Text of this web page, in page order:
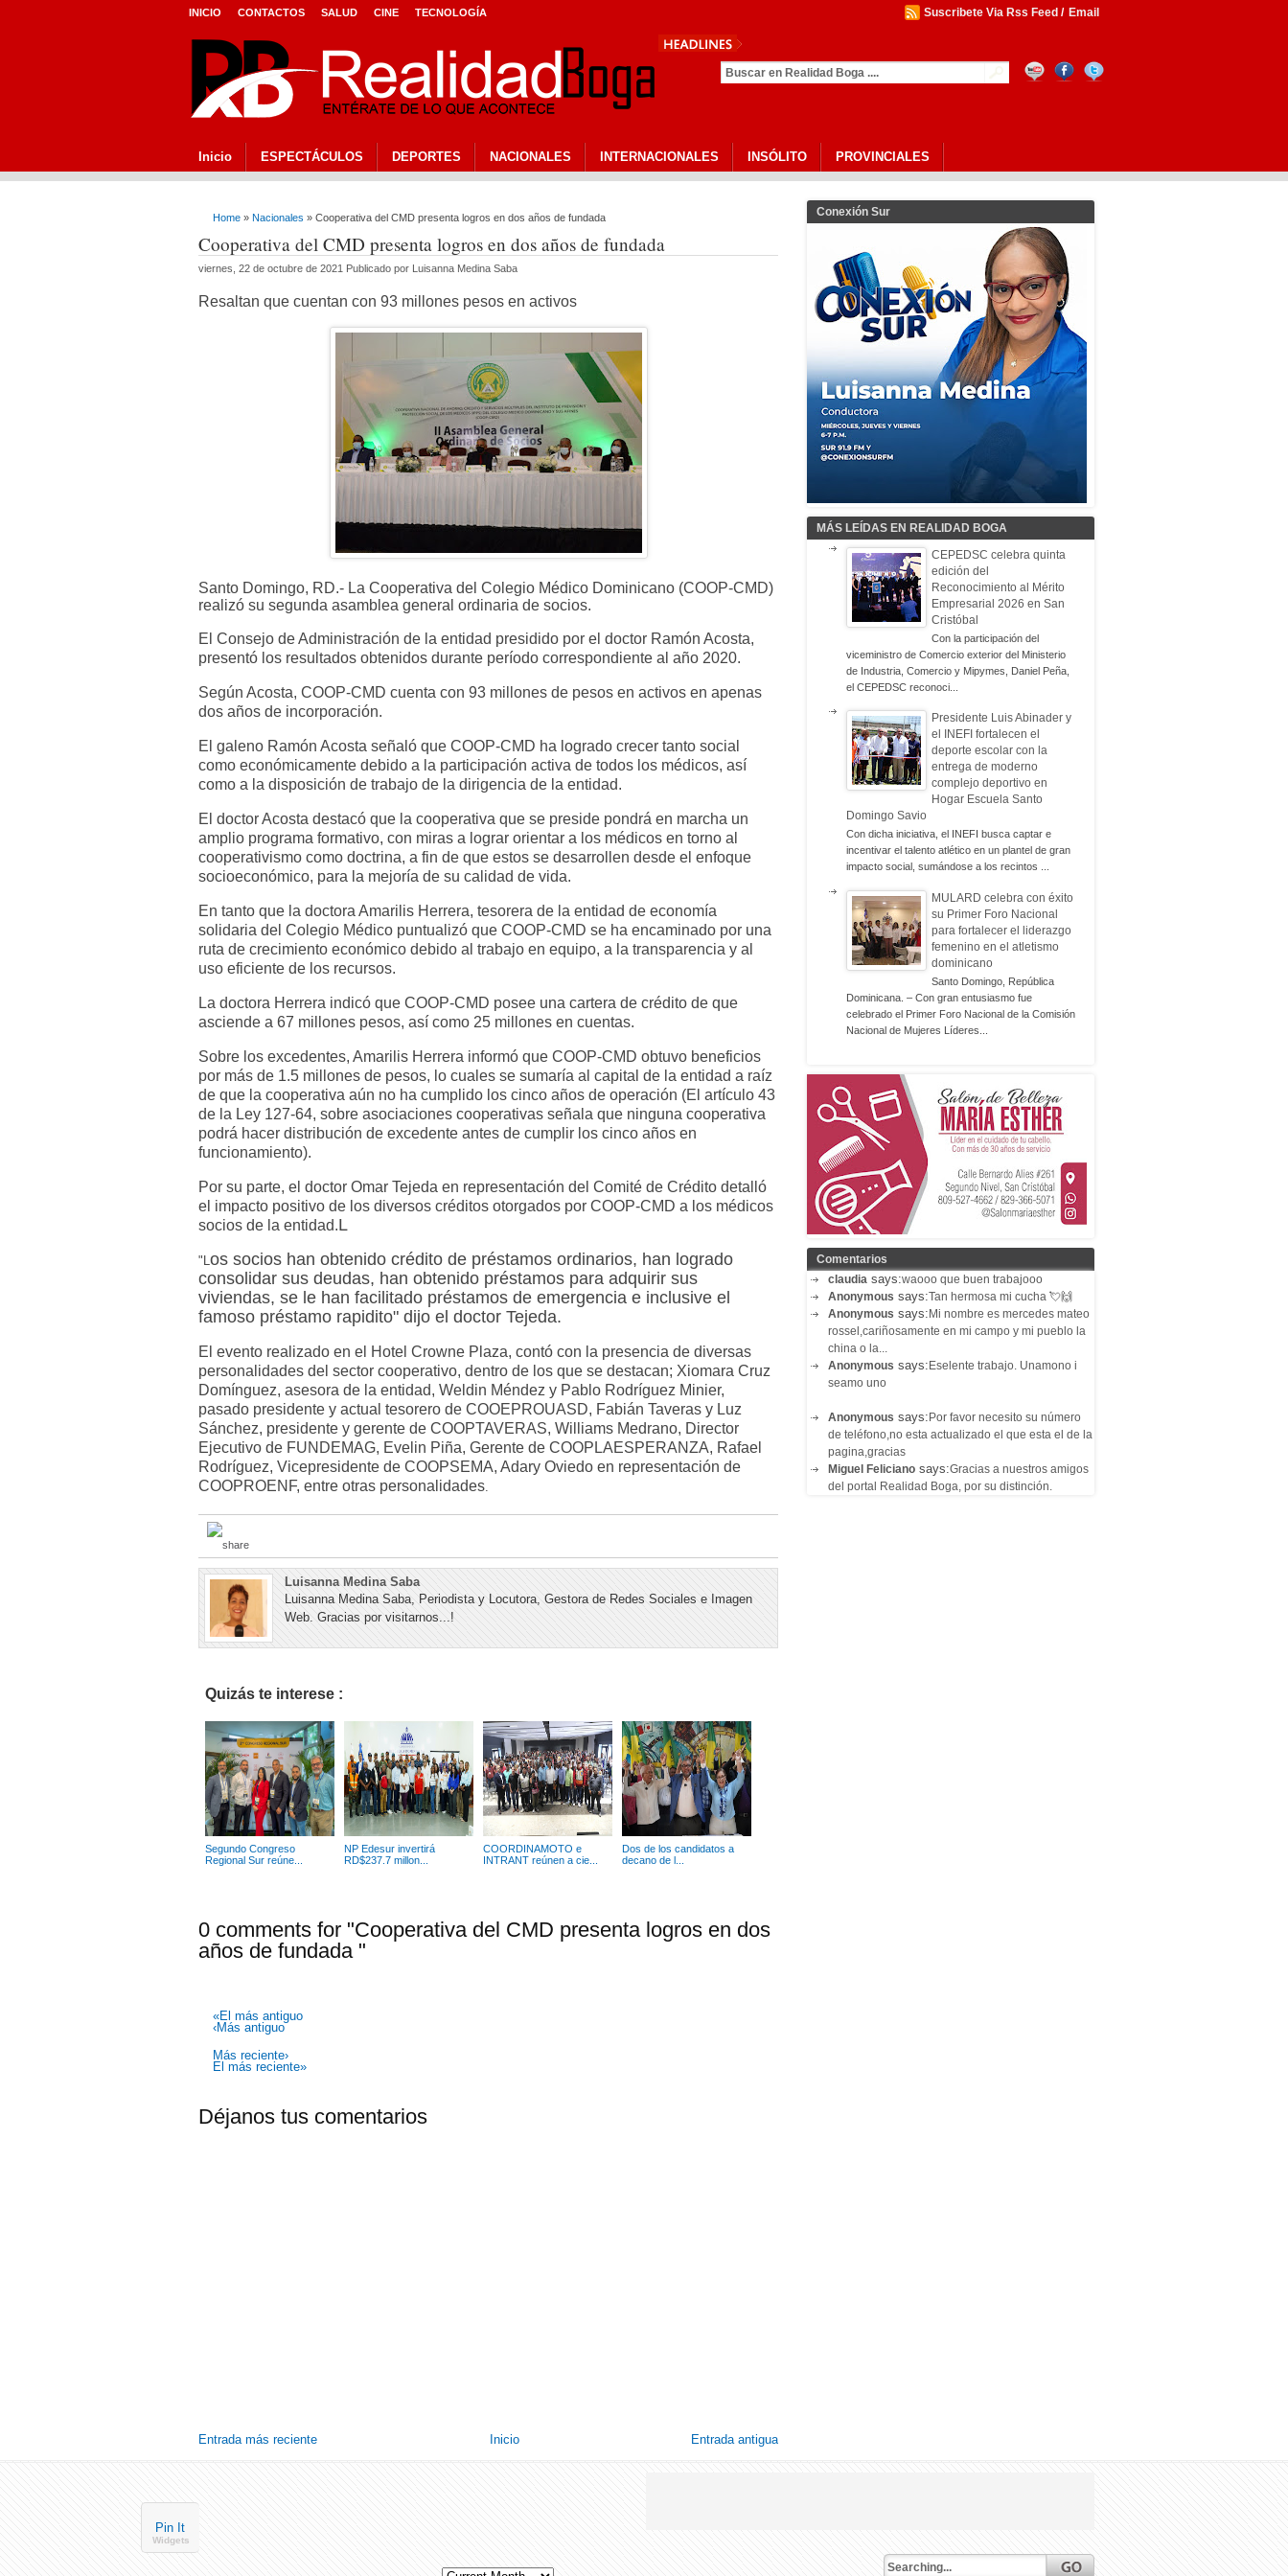
INICIO CONTACTOS SALUD CINE TECNOLOGÍA Suscribete Via Rss Feed / Email
Inicio ESPECTÁCULOS DEPORTES NACIONALES INTERNACIONALES INSÓLITO PROVINCIALES
Pin It
Widgets
Home » Nacionales » Cooperativa del CMD presenta logros en dos años de fundada
Cooperativa del CMD presenta logros en dos años de fundada
viernes, 22 de octubre de 2021 Publicado por Luisanna Medina Saba
Resaltan que cuentan con 93 millones pesos en activos
Santo Domingo, RD.- La Cooperativa del Colegio Médico Dominicano (COOP-CMD)
realizó su segunda asamblea general ordinaria de socios.
El Consejo de Administración de la entidad presidido por el doctor Ramón Acosta,
presentó los resultados obtenidos durante período correspondiente al año 2020.
Según Acosta, COOP-CMD cuenta con 93 millones de pesos en activos en apenas
dos años de incorporación.
El galeno Ramón Acosta señaló que COOP-CMD ha logrado crecer tanto social
como económicamente debido a la participación activa de todos los médicos, así
como a la disposición de trabajo de la dirigencia de la entidad.
El doctor Acosta destacó que la cooperativa que se preside pondrá en marcha un
amplio programa formativo, con miras a lograr orientar a los médicos en torno al
cooperativismo como doctrina, a fin de que estos se desarrollen desde el enfoque
socioeconómico, para la mejoría de su calidad de vida.
En tanto que la doctora Amarilis Herrera, tesorera de la entidad de economía
solidaria del Colegio Médico puntualizó que COOP-CMD se ha encaminado por una
ruta de crecimiento económico debido al trabajo en equipo, a la transparencia y al
uso eficiente de los recursos.
La doctora Herrera indicó que COOP-CMD posee una cartera de crédito de que
asciende a 67 millones pesos, así como 25 millones en cuentas.
Sobre los excedentes, Amarilis Herrera informó que COOP-CMD obtuvo beneficios
por más de 1.5 millones de pesos, lo cuales se sumaría al capital de la entidad a raíz
de que la cooperativa aún no ha cumplido los cinco años de operación (El artículo 43
de la Ley 127-64, sobre asociaciones cooperativas señala que ninguna cooperativa
podrá hacer distribución de excedente antes de cumplir los cinco años en
funcionamiento).
Por su parte, el doctor Omar Tejeda en representación del Comité de Crédito detalló
el impacto positivo de los diversos créditos otorgados por COOP-CMD a los médicos
socios de la entidad.L
"Los socios han obtenido crédito de préstamos ordinarios, han logrado
consolidar sus deudas, han obtenido préstamos para adquirir sus
viviendas, se le han facilitado préstamos de emergencia e inclusive el
famoso préstamo rapidito" dijo el doctor Tejeda.
El evento realizado en el Hotel Crowne Plaza, contó con la presencia de diversas
personalidades del sector cooperativo, dentro de los que se destacan; Xiomara Cruz
Domínguez, asesora de la entidad, Weldin Méndez y Pablo Rodríguez Minier,
pasado presidente y actual tesorero de COOEPROUASD, Fabián Taveras y Luz
Sánchez, presidente y gerente de COOPTAVERAS, Williams Medrano, Director
Ejecutivo de FUNDEMAG, Evelin Piña, Gerente de COOPLAESPERANZA, Rafael
Rodríguez, Vicepresidente de COOPSEMA, Adary Oviedo en representación de
COOPROENF, entre otras personalidades.
Luisanna Medina Saba
Luisanna Medina Saba, Periodista y Locutora, Gestora de Redes Sociales e Imagen
Web. Gracias por visitarnos...!
Quizás te interese :
Segundo Congreso
Regional Sur reúne...
NP Edesur invertirá
RD$237.7 millon...
COORDINAMOTO e
INTRANT reúnen a cie...
Dos de los candidatos a
decano de l...
0 comments for "Cooperativa del CMD presenta logros en dos
años de fundada "
«El más antiguo
‹Más antiguo
Más reciente›
El más reciente»
Déjanos tus comentarios
Entrada más reciente Entrada antigua
Inicio
Conexión Sur
MÁS LEÍDAS EN REALIDAD BOGA
CEPEDSC celebra quinta
edición del
Reconocimiento al Mérito
Empresarial 2026 en San
Cristóbal
Con la participación del
viceministro de Comercio exterior del Ministerio
de Industria, Comercio y Mipymes, Daniel Peña,
el CEPEDSC reconoci...
Presidente Luis Abinader y
el INEFI fortalecen el
deporte escolar con la
entrega de moderno
complejo deportivo en
Hogar Escuela Santo
Domingo Savio
Con dicha iniciativa, el INEFI busca captar e
incentivar el talento atlético en un plantel de gran
impacto social, sumándose a los recintos ...
MULARD celebra con éxito
su Primer Foro Nacional
para fortalecer el liderazgo
femenino en el atletismo
dominicano
Santo Domingo, República
Dominicana. – Con gran entusiasmo fue
celebrado el Primer Foro Nacional de la Comisión
Nacional de Mujeres Líderes...
Comentarios
claudia says:waooo que buen trabajooo
Anonymous says:Tan hermosa mi cucha 💘🙌
Anonymous says:Mi nombre es mercedes mateo
rossel,cariñosamente en mi campo y mi pueblo la
china o la...
Anonymous says:Eselente trabajo. Unamono i
seamo uno
Anonymous says:Por favor necesito su número
de teléfono,no esta actualizado el que esta el de la
pagina,gracias
Miguel Feliciano says:Gracias a nuestros amigos
del portal Realidad Boga, por su distinción.